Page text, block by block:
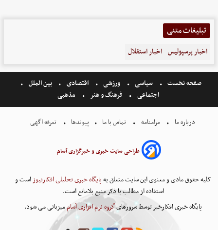
تبلیغات متنی
اخبار پرسپولیس اخبار استقلال
صفحه نخست سیاسی ورزشی اقتصادی
بین الملل
اجتماعی
فرهنگ و هنر مذهبی
درباره ما مرامنامه تماس با ما پیوندها تعرفه اگهی
طراحی سایت خبری و خبرگزاری آسام
کلیه حقوق مادی و معنوی این سایت متعلق بهپایگاه خبری تحلیلی افکارنیوز است و
استفاده از مطالب با ذکر منبع بلامانع است.
پایگاه خبری افکارخبر توسط سرورهایگروه نرم افزاری آساممیزبانی می شود.